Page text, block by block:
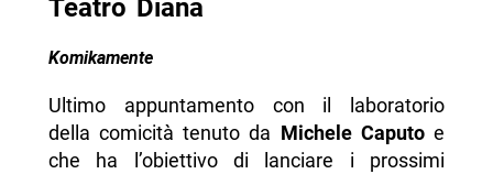
Teatro Diana
Komikamente
Ultimo appuntamento con il laboratorio
della comicità tenuto da Michele Caputoe
che ha l’obiettivo di lanciare i prossimi